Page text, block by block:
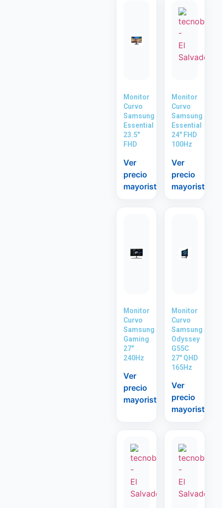
Monitor
Curvo
Samsung
Essential
23.5″
FHD
Ver
precio
mayorista
Monitor
Curvo
Samsung
Essential
24″ FHD
100Hz
Ver
precio
mayorista
Monitor
Curvo
Samsung
Gaming
27″
240Hz
Ver
precio
mayorista
Monitor
Curvo
Samsung
Odyssey
G55C
27″ QHD
165Hz
Ver
precio
mayorista